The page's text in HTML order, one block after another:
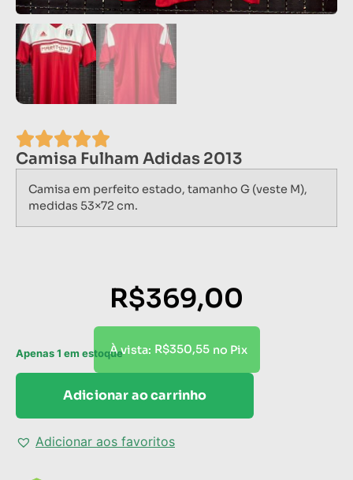
Camisa Fulham Adidas 2013
Camisa em perfeito estado, tamanho G (veste M),
medidas 53×72 cm.
R$369,00
À vista: R$350,55 no Pix
Apenas 1 em estoque
Adicionar ao carrinho
Adicionar aos favoritos